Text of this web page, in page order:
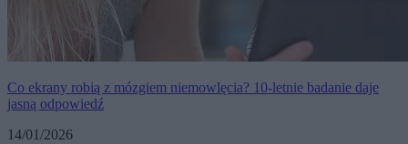
Co ekrany robią z mózgiem niemowlęcia? 10-letnie badanie daje
jasną odpowiedź
14/01/2026